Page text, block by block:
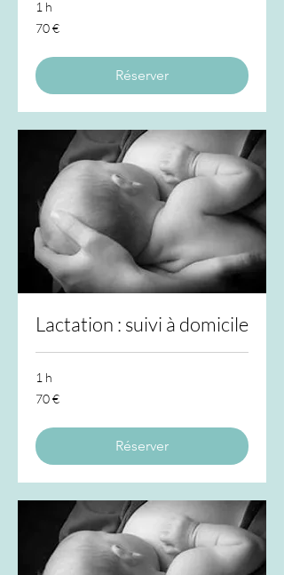
1 h
70
euros
70 €
Réserver
Lactation : suivi à domicile
1 h
70
euros
70 €
Réserver